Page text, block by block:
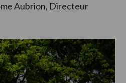
Aubrion, Directeur